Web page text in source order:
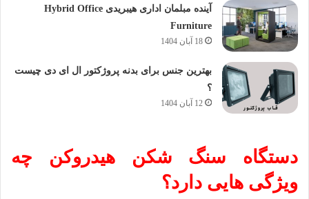
آینده مبلمان اداری هیبریدی Hybrid Office
Furniture
18 آبان 1404
بهترین جنس برای بدنه پروژکتور ال ای دی چیست
؟
12 آبان 1404
دستگاه سنگ شکن هیدروکن چه
ویژگی هایی دارد؟